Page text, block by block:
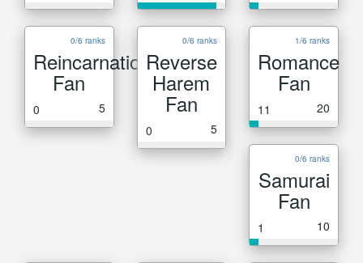
0/6 ranks
Reincarnation
Fan
0 5
0/6 ranks
Reverse
Harem
Fan
0 5
1/6 ranks
Romance
Fan
11 20
0/6 ranks
Samurai
Fan
1 10